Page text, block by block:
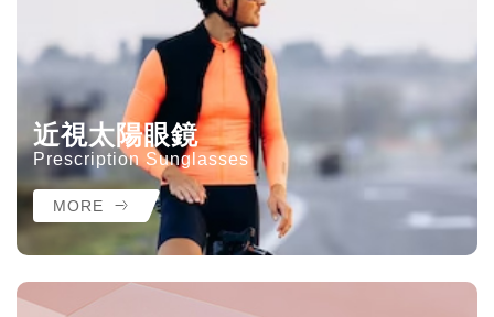
近視太陽眼鏡
Prescription Sunglasses
MORE